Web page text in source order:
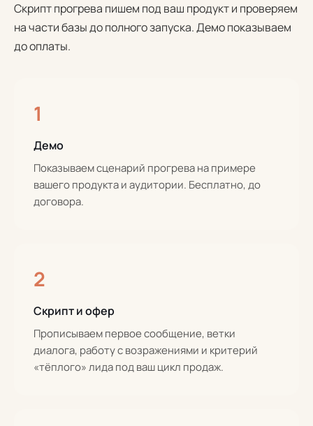
Скрипт прогрева пишем под ваш продукт и проверяем
на части базы до полного запуска. Демо показываем
до оплаты.
1
Демо
Показываем сценарий прогрева на примере
вашего продукта и аудитории. Бесплатно, до
договора.
2
Скрипт и офер
Прописываем первое сообщение, ветки
диалога, работу с возражениями и критерий
«тёплого» лида под ваш цикл продаж.